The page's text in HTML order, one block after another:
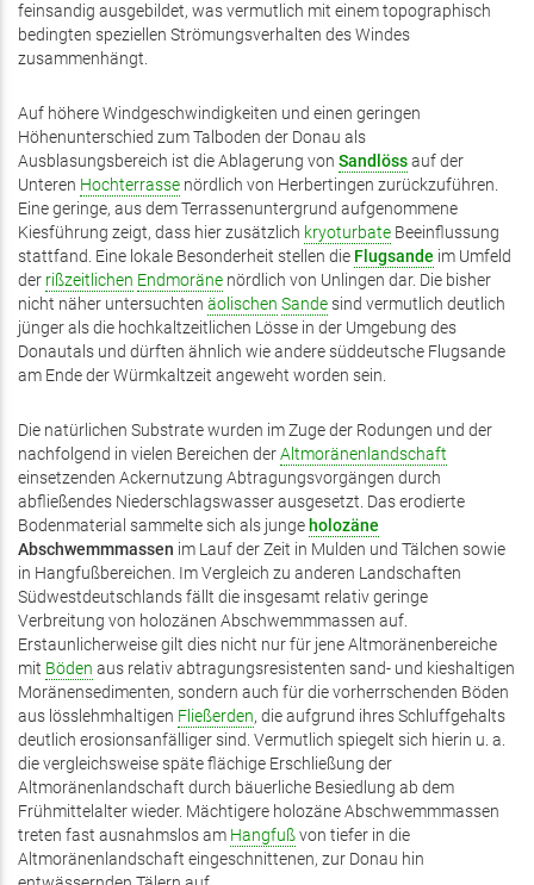
feinsandig ausgebildet, was vermutlich mit einem topographisch
bedingten speziellen Strömungsverhalten des Windes
zusammenhängt.
Auf höhere Windgeschwindigkeiten und einen geringen
Höhenunterschied zum Talboden der Donau als
Ausblasungsbereich ist die Ablagerung von Sandlössauf der
Unteren Hochterrasse nördlich von Herbertingen zurückzuführen.
Eine geringe, aus dem Terrassenuntergrund aufgenommene
Kiesführung zeigt, dass hier zusätzlich kryoturbate Beeinflussung
stattfand. Eine lokale Besonderheit stellen die Flugsande im Umfeld
der rißzeitlichen Endmoräne nördlich von Unlingen dar. Die bisher
nicht näher untersuchten äolischen Sandesind vermutlich deutlich
jünger als die hochkaltzeitlichen Lösse in der Umgebung des
Donautals und dürften ähnlich wie andere süddeutsche Flugsande
am Ende der Würmkaltzeit angeweht worden sein.
Die natürlichen Substrate wurden im Zuge der Rodungen und der
nachfolgend in vielen Bereichen derAltmoränenlandschaft
einsetzenden Ackernutzung Abtragungsvorgängen durch
abfließendes Niederschlagswasser ausgesetzt. Das erodierte
Bodenmaterial sammelte sich als jungeholozäne
Abschwemmmassen im Lauf der Zeit in Mulden und Tälchen sowie
in Hangfußbereichen. Im Vergleich zu anderen Landschaften
Südwestdeutschlands fällt die insgesamt relativ geringe
Verbreitung von holozänen Abschwemmmassen auf.
Erstaunlicherweise gilt dies nicht nur für jene Altmoränenbereiche
mit Böden aus relativ abtragungsresistenten sand- und kieshaltigen
Moränensedimenten, sondern auch für die vorherrschenden Böden
aus lösslehmhaltigen Fließerden, die aufgrund ihres Schluffgehalts
deutlich erosionsanfälliger sind. Vermutlich spiegelt sich hierin u. a.
die vergleichsweise späte flächige Erschließung der
Altmoränenlandschaft durch bäuerliche Besiedlung ab dem
Frühmittelalter wieder. Mächtigere holozäne Abschwemmmassen
treten fast ausnahmslos am Hangfußvon tiefer in die
Altmoränenlandschaft eingeschnittenen, zur Donau hin